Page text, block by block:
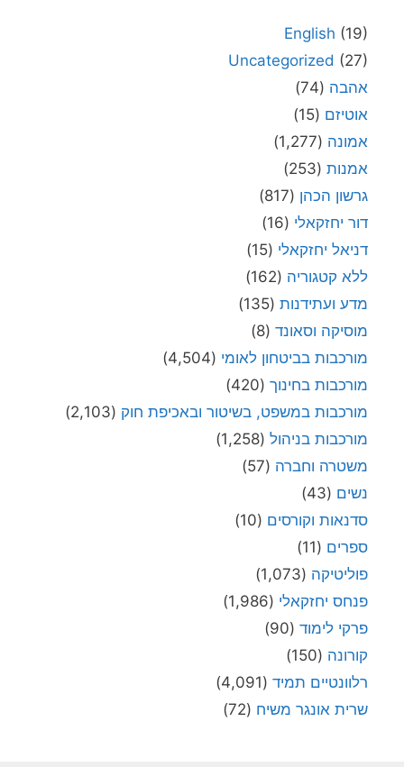
English (19)
Uncategorized (27)
אהבה (74)
אוטיזם (15)
אמונה (1,277)
אמנות (253)
גרשון הכהן (817)
דור יחזקאלי (16)
דניאל יחזקאלי (15)
ללא קטגוריה (162)
מדע ועתידנות (135)
מוסיקה וסאונד (8)
מורכבות בביטחון לאומי (4,504)
מורכבות בחינוך (420)
מורכבות במשפט, בשיטור ובאכיפת חוק (2,103)
מורכבות בניהול (1,258)
משטרה וחברה (57)
נשים (43)
סדנאות וקורסים (10)
ספרים (11)
פוליטיקה (1,073)
פנחס יחזקאלי (1,986)
פרקי לימוד (90)
קורונה (150)
רלוונטיים תמיד (4,091)
שרית אונגר משיח (72)